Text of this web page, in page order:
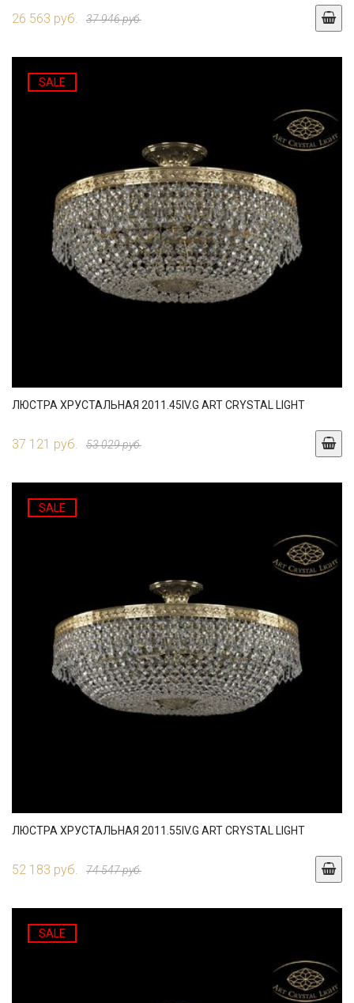
26 563 руб. 37 946 руб.
SALE
ЛЮСТРА ХРУСТАЛЬНАЯ 2011.45IV.G ART CRYSTAL LIGHT
37 121 руб. 53 029 руб.
SALE
ЛЮСТРА ХРУСТАЛЬНАЯ 2011.55IV.G ART CRYSTAL LIGHT
52 183 руб. 74 547 руб.
SALE